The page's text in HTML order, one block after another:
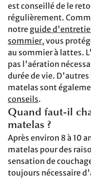
est conseillé de le
régulièrement.
notre guide
sommier, vous
au sommier à lattes.
pas l'aération
durée de vie.
matelas sont
conseils.
Quand faut-il
matelas ?
Après environ 8 à 10
matelas pour des
sensation de
toujours nécessaire